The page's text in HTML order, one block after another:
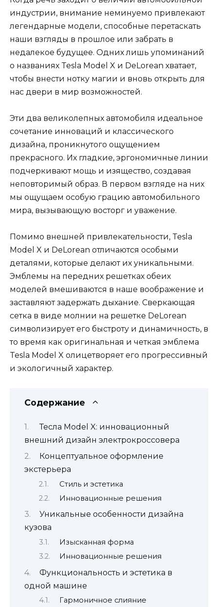
индустрии, внимание неминуемо привлекают
легендарные модели, способные перетаскать
наши взгляды в прошлое или забрать в
недалекое будущее. Одних лишь упоминаний
о названиях Tesla Model X и DeLorean хватает,
чтобы внести нотку магии и вновь открыть для
нас двери в мир возможностей.
Эти два великолепных автомобиля идеальное
сочетание инноваций и классического
дизайна, проникнутого ощущением
прекрасного. Их гладкие, эргономичные линии
подчеркивают мощь и изящество, создавая
неповторимый образ. В первом взгляде на них
мы ощущаем особую грацию автомобильного
мира, вызывающую восторг и уважение.
Помимо внешней привлекательности, Tesla
Model X и DeLorean отличаются особыми
деталями, которые делают их уникальными.
Эмблемы на передних решетках обеих
моделей вмешиваются в наше воображение и
заставляют задержать дыхание. Сверкающая
сетка в виде молнии на решетке DeLorean
символизирует его быстроту и динамичность, в
то время как оригинальная и четкая эмблема
Tesla Model X олицетворяет его прогрессивный
и экологичный характер.
Содержание
Тесла Model X: инновационный
внешний дизайн электрокроссовера
Концептуальное оформление
экстерьера
Стиль и эстетика
Инновационные решения
Уникальные особенности дизайна
кузова
Изысканная форма
Инновационные решения
Функциональность и эстетика в
одной машине
Гармоничное слияние